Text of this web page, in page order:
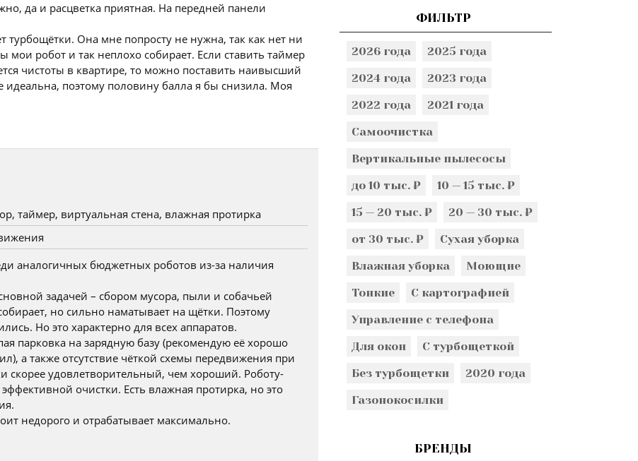
да и расцветка приятная. На передней панели
турбощётки. Она мне попросту не нужна, так как нет ни
робот и так неплохо собирает. Если ставить таймер
чистоты в квартире, то можно поставить наивысший
идеальна, поэтому половину балла я бы снизила. Моя
таймер, виртуальная стена, влажная протирка
аналогичных бюджетных роботов из-за наличия
задачей – сбором мусора, пыли и собачьей
но сильно наматывает на щётки. Поэтому
Но это характерно для всех аппаратов.
парковка на зарядную базу (рекомендую её хорошо
а также отсутствие чёткой схемы передвижения при
скорее удовлетворительный, чем хороший. Роботу-
очистки. Есть влажная протирка, но это
недорого и отрабатывает максимально.
ФИЛЬТР
2026 года
2025 года
2024 года
2023 года
2022 года
2021 года
Самоочистка
Вертикальные пылесосы
до 10 тыс. ₽
10 — 15 тыс. ₽
15 — 20 тыс. ₽
20 — 30 тыс. ₽
от 30 тыс. ₽
Сухая уборка
Влажная уборка
Моющие
Тонкие
С картографией
Управление с телефона
Для окон
С турбощеткой
Без турбощетки
2020 года
Газонокосилки
БРЕНДЫ